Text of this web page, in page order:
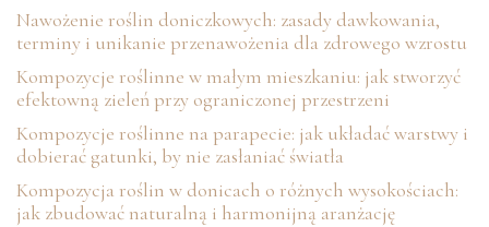
Nawożenie roślin doniczkowych: zasady dawkowania,
terminy i unikanie przenawożenia dla zdrowego wzrostu
Kompozycje roślinne w małym mieszkaniu: jak stworzyć
efektowną zieleń przy ograniczonej przestrzeni
Kompozycje roślinne na parapecie: jak układać warstwy i
dobierać gatunki, by nie zasłaniać światła
Kompozycja roślin w donicach o różnych wysokościach:
jak zbudować naturalną i harmonijną aranżację